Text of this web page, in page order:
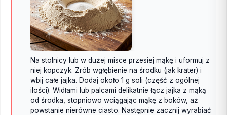
Na stolnicy lub w dużej misce przesiej mąkę i uformuj z
niej kopczyk. Zrób wgłębienie na środku (jak krater) i
wbij całe jajka. Dodaj około 1 g soli (część z ogólnej
ilości). Widłami lub palcami delikatnie łącz jajka z mąką
od środka, stopniowo wciągając mąkę z boków, aż
powstanie nierówne ciasto. Następnie zacznij wyrabiać